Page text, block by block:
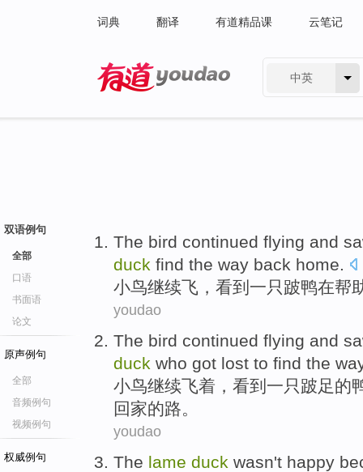
词典 翻译 有道精品课 云笔记
中英
双语例句
全部
口语
书面语
论文
原声例句
全部
音频例句
视频例句
权威例句
The bird continued flying and
duck find the way back home.
小鸟继续飞 ， 看到 一只跛鸭在帮
youdao
The bird continued flying and
duck who got lost to find the
小鸟继续飞着 ， 看到 一只跛足的
回家的路。
youdao
The lame duck wasn't happy